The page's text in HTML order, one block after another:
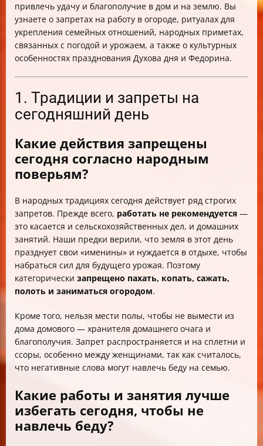
привлечь удачу и благополучие в дом и на землю. Вы
узнаете о запретах на работу в огороде, ритуалах для
укрепления семейных отношений, народных приметах,
связанных с погодой и урожаем, а также о культурных
особенностях празднования Духова дня и Федорина.
1. Традиции и запреты на
сегодняшний день
Какие действия запрещены
сегодня согласно народным
поверьям?
В народных традициях сегодня действует ряд строгих
запретов. Прежде всего, работать не рекомендуется —
это касается и сельскохозяйственных дел, и домашних
занятий. Наши предки верили, что земля в этот день
празднует свои «именины» и нуждается в отдыхе, чтобы
набраться сил для будущего урожая. Поэтому
категорически запрещено пахать, копать, сажать,
полоть и заниматься огородом.
Кроме того, нельзя мести полы, чтобы не вымести из
дома домового — хранителя домашнего очага и
благополучия. Запрет распространяется и на сплетни и
ссоры, особенно между женщинами, так как считалось,
что негативные слова могут навлечь беду на семью.
Какие работы и занятия лучше
избегать сегодня, чтобы не
навлечь беду?